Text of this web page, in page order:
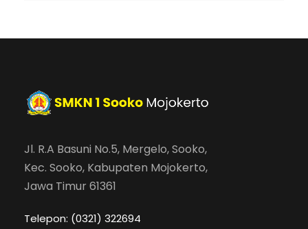
Jl. R.A Basuni No.5, Mergelo, Sooko,
Kec. Sooko, Kabupaten Mojokerto,
Jawa Timur 61361
Telepon: (0321) 322694